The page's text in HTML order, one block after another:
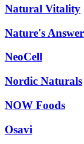
Natural Vitality
Nature's Answer
NeoCell
Nordic Naturals
NOW Foods
Osavi